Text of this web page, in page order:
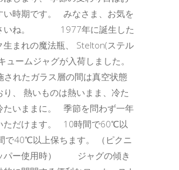
い時期です。 みなさま、お気を
いね。 1977年に誕生した
生まれの魔法瓶、 Stelton(ステル
ュームジャグが入荷しました。
れたガラス層の間は真空状態
り、 熱いものは熱いまま、冷た
たいままに。 季節を問わず一年
ただけます。 10時間で60℃以
で40℃以上保ちます。 （ピクニ
パー使用時） ジャグの傾き